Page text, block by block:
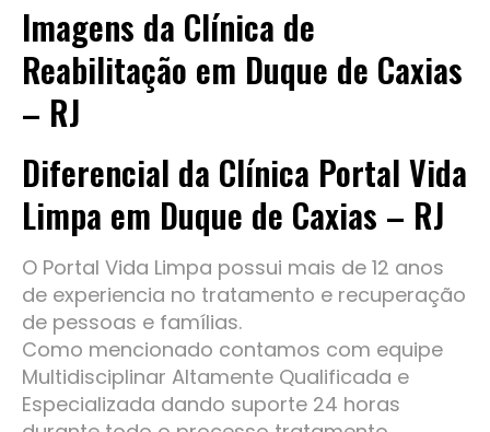
Imagens da Clínica de
Reabilitação em Duque de Caxias
– RJ
Diferencial da Clínica Portal Vida
Limpa em Duque de Caxias – RJ
O Portal Vida Limpa possui mais de 12 anos
de experiencia no tratamento e recuperação
de pessoas e famílias.
Como mencionado contamos com equipe
Multidisciplinar Altamente Qualificada e
Especializada dando suporte 24 horas